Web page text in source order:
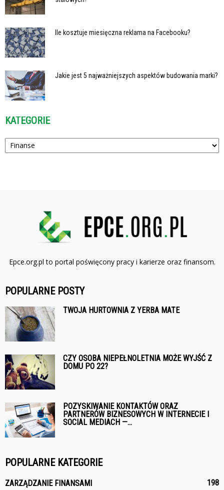
Ile kosztuje miesięczna reklama na Facebooku?
Jakie jest 5 najważniejszych aspektów budowania marki?
KATEGORIE
Kategorie
Epce.org.pl to portal poświęcony pracy i karierze oraz finansom.
POPULARNE POSTY
TWOJA HURTOWNIA Z YERBA MATE
CZY OSOBA NIEPEŁNOLETNIA MOŻE WYJŚĆ Z
DOMU PO 22?
POZYSKIWANIE KONTAKTÓW ORAZ
PARTNERÓW BIZNESOWYCH W INTERNECIE I
SOCIAL MEDIACH —...
POPULARNE KATEGORIE
ZARZĄDZANIE FINANSAMI 198